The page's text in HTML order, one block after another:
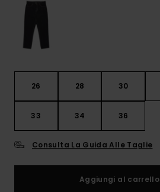
26 28 30
33 34 36
Consulta La Guida Alle Taglie
Aggiungi al carrello